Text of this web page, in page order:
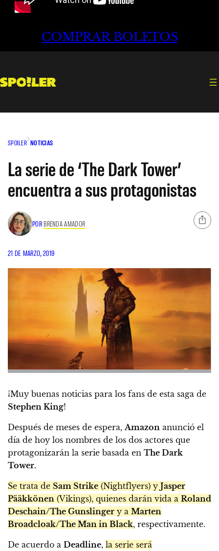
COMPRAR BOLETOS
SPOILER NOTICIAS
La serie de ‘The Dark Tower’
encuentra a sus protagonistas
POR BRENDA AMADOR
21 DE MARZO, 2019
¡Muy buenas noticias para los fans de esta saga de
Stephen King!
Después de meses de espera,Amazon anunció el
día de hoy los nombres de los dos actores que
protagonizarán la serie basada en The Dark
Tower.
Se trata de Sam Strike (Nightflyers) y Jasper
Pääkkönen (Vikings), quienes darán vida a Roland
Deschain/The Gunslinger y a Marten
Broadcloak/The Man in Black, respectivamente.
De acuerdo a Deadline, la serie será